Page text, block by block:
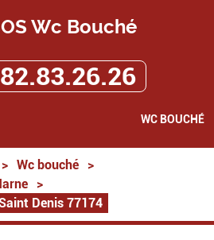
Wc Bouché
WC BOUCHÉ
> Wc bouché
>
>
Denis 77174